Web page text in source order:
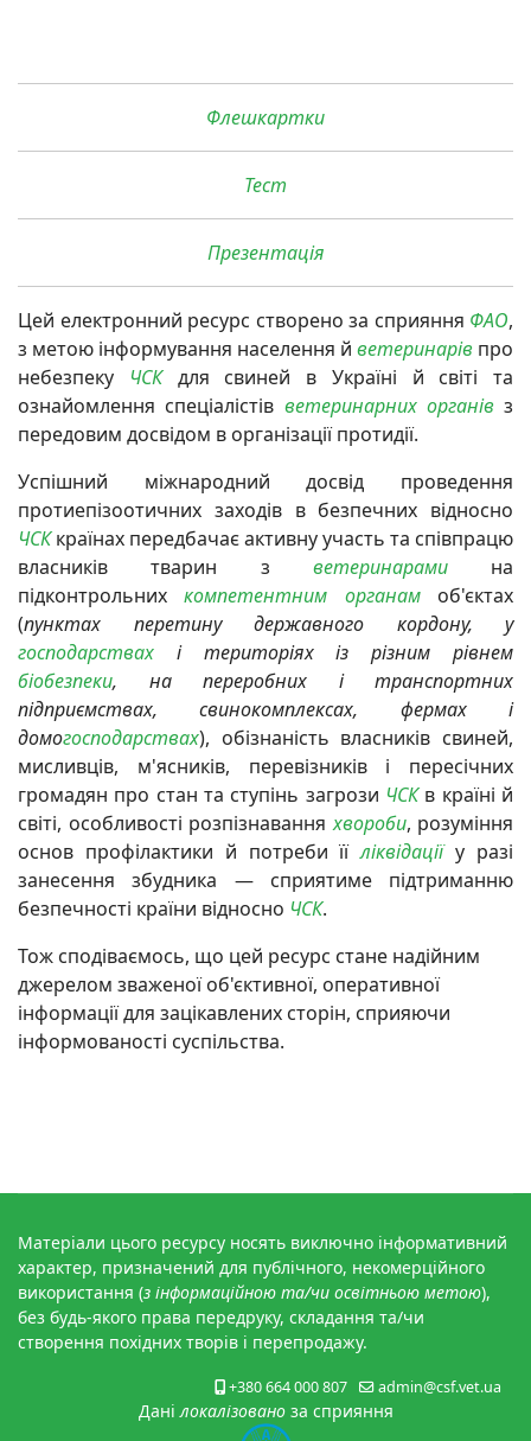
Флешкартки
Тест
Презентація
Цей електронний ресурс створено за сприяння ФАО,
з метою інформування населення й ветеринарів про
небезпеку
ЧСКдля свиней в Україні й світі та
ознайомлення спеціалістів ветеринарних органівз
передовим досвідом в організації протидії.
Успішний міжнародний досвід проведення
протиепізоотичних заходів в безпечних відносно
ЧСКкраїнах передбачає активну участь та співпрацю
власників тварин з ветеринарамина
підконтрольнихкомпетентним органамоб'єктах
(пунктах перетину державного кордону, у
господарствах і територіях із різним рівнем
біобезпеки, на переробних і транспортних
підприємствах, свинокомплексах, фермах і
домогосподарствах), обізнаність власників свиней,
мисливців, м'ясників, перевізників і пересічних
громадян про стан та ступінь загрози ЧСКв країні й
світі, особливості розпізнаванняхвороби, розуміння
основ профілактики й потреби їїліквідаціїу разі
занесення збудника — сприятиме підтриманню
безпечності країни відносно ЧСК.
Тож сподіваємось, що цей ресурс стане надійним
джерелом зваженої об'єктивної, оперативної
інформації для зацікавлених сторін, сприяючи
інформованості суспільства.
Матеріали цього ресурсу носять виключно інформативний
характер, призначений для публічного, некомерційного
використання (з інформаційною та/чи освітньою метою),
без будь-якого права передруку, складання та/чи
створення похідних творів і перепродажу.
+380 664 000 807 admin@сsf.vet.ua
Данілокалізованоза сприяння